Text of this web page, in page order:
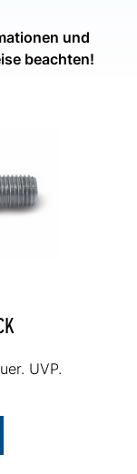
und
beachten!
UVP.